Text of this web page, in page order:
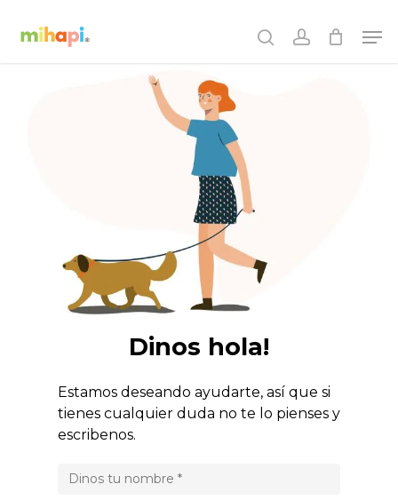
searchaccount
Dinos hola!
Estamos deseando ayudarte, así que si
tienes cualquier duda no te lo pienses y
escribenos.